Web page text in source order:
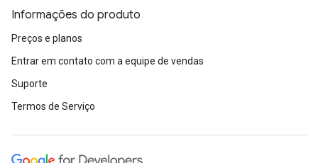
Informações do produto
Preços e planos
Entrar em contato com a equipe de vendas
Suporte
Termos de Serviço